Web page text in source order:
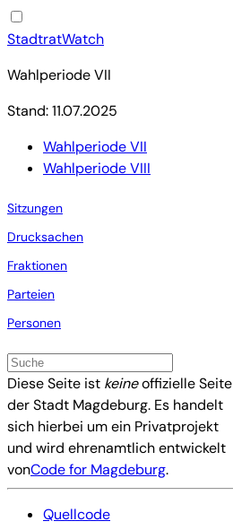
StadtratWatch
Wahlperiode VII
Stand: 11.07.2025
Wahlperiode VII
Wahlperiode VIII
Sitzungen
Drucksachen
Fraktionen
Parteien
Personen
Diese Seite ist keineoffizielle Seite
der Stadt Magdeburg. Es handelt
sich hierbei um ein Privatprojekt
und wird ehrenamtlich entwickelt
vonCode for Magdeburg.
Quellcode